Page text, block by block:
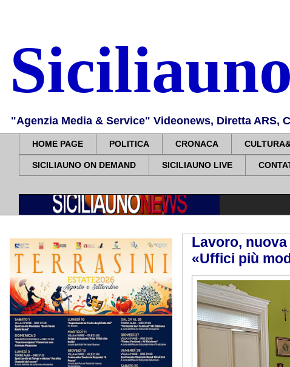
"Agenzia Media & Service" Videonews, Diretta
HOME PAGE POLITICA CRONACA
SICILIAUNO ON DEMAND SICILIAUNO LIVE
Lavoro,
«Uffici più